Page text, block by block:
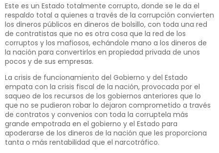
Este es un Estado totalmente corrupto, donde se le da el
respaldo total a quienes a través de la corrupción convierten
los dineros públicos en dineros de bolsillo, con toda una red
de contratistas que no es otra cosa que la red de los
corruptos y los mafiosos, echándole mano a los dineros de
la nación para convertirlos en propiedad privada de unos
pocos y de sus empresas.
La crisis de funcionamiento del Gobierno y del Estado
empata con la crisis fiscal de la nación, provocada por el
saqueo de los recursos de los gobiernos anteriores que lo
que no se pudieron robar lo dejaron comprometido a través
de contratos y convenios con toda la corruptela más
grande empotrada en el gobierno y el Estado para
apoderarse de los dineros de la nación que les proporciona
tanta o más rentabilidad que el narcotráfico.